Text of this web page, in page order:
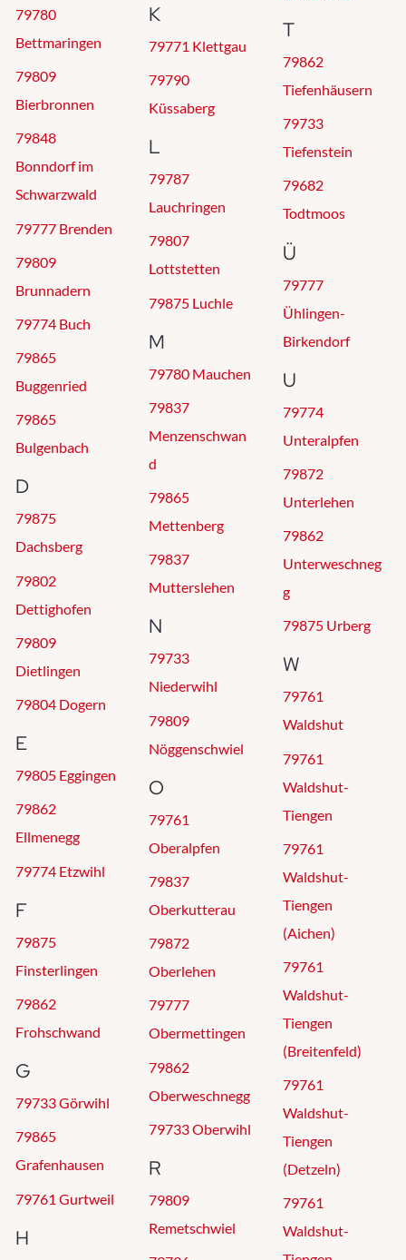
79780
Bettmaringen
79809
Bierbronnen
79848
Bonndorf im
Schwarzwald
79777 Brenden
79809
Brunnadern
79774 Buch
79865
Buggenried
79865
Bulgenbach
D
79875
Dachsberg
79802
Dettighofen
79809
Dietlingen
79804 Dogern
E
79805 Eggingen
79862
Ellmenegg
79774 Etzwihl
F
79875
Finsterlingen
79862
Frohschwand
G
79733 Görwihl
79865
Grafenhausen
79761 Gurtweil
H
K
79771 Klettgau
79790
Küssaberg
L
79787
Lauchringen
79807
Lottstetten
79875 Luchle
M
79780 Mauchen
79837
Menzenschwan
d
79865
Mettenberg
79837
Mutterslehen
N
79733
Niederwihl
79809
Nöggenschwiel
O
79761
Oberalpfen
79837
Oberkutterau
79872
Oberlehen
79777
Obermettingen
79862
Oberweschnegg
79733 Oberwihl
R
79809
Remetschwiel
T
79862
Tiefenhäusern
79733
Tiefenstein
79682
Todtmoos
Ü
79777
Ühlingen-
Birkendorf
U
79774
Unteralpfen
79872
Unterlehen
79862
Unterweschneg
g
79875 Urberg
W
79761
Waldshut
79761
Waldshut-
Tiengen
79761
Waldshut-
Tiengen
(Aichen)
79761
Waldshut-
Tiengen
(Breitenfeld)
79761
Waldshut-
Tiengen
(Detzeln)
79761
Waldshut-